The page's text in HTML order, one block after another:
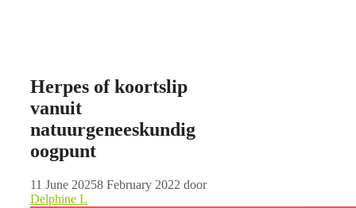
Herpes of koortslip
vanuit
natuurgeneeskundig
oogpunt
11 June 20258 February 2022 door
Delphine L